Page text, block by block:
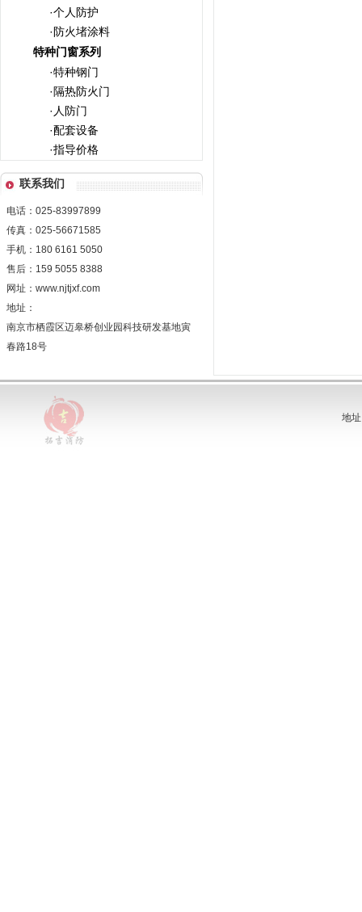
·个人防护
·防火堵涂料
特种门窗系列
·特种钢门
·隔热防火门
·人防门
·配套设备
·指导价格
联系我们
电话：025-83997899
传真：025-56671585
手机：180 6161 5050
售后：159 5055 8388
网址：www.njtjxf.com
地址：
南京市栖霞区迈皋桥创业园科技研发基地寅
春路18号
地